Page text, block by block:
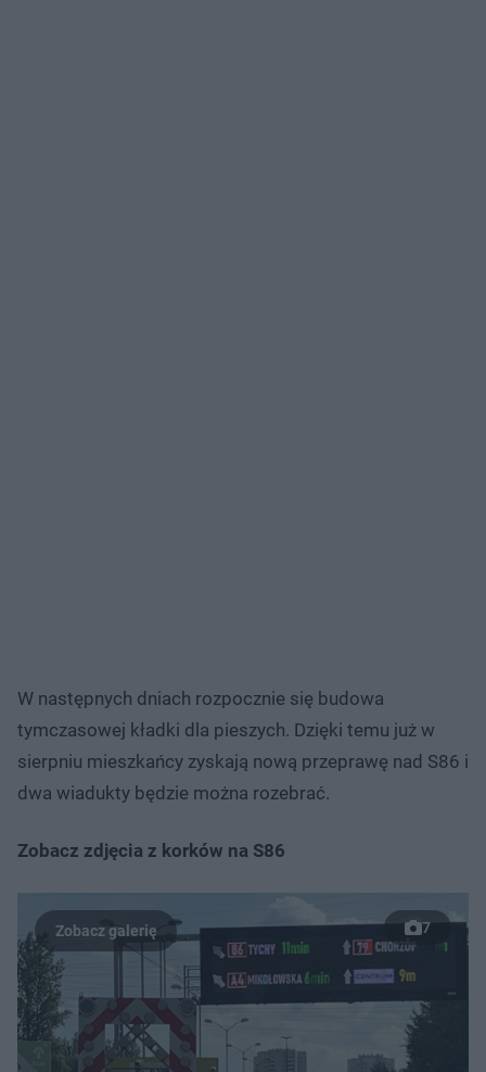
W następnych dniach rozpocznie się budowa
tymczasowej kładki dla pieszych. Dzięki temu już w
sierpniu mieszkańcy zyskają nową przeprawę nad S86 i
dwa wiadukty będzie można rozebrać.
Zobacz zdjęcia z korków na S86
7